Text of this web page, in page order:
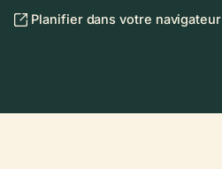
Planifier dans votre navigateur